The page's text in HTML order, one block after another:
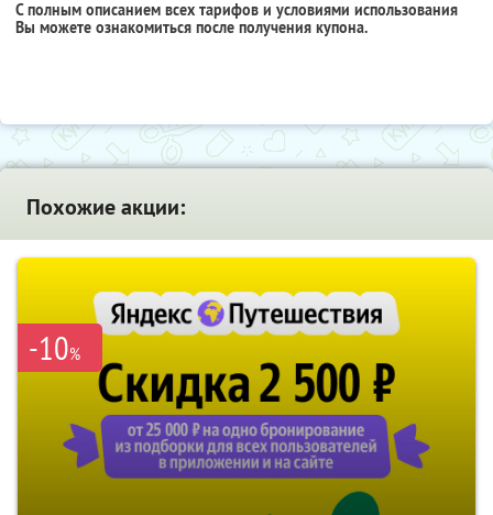
С полным описанием всех тарифов и условиями использования
Вы можете ознакомиться после получения купона.
Похожие акции:
-10%